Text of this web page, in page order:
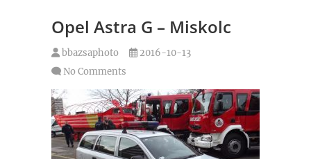
Opel Astra G – Miskolc
bbazsaphoto
2016-10-13
No Comments